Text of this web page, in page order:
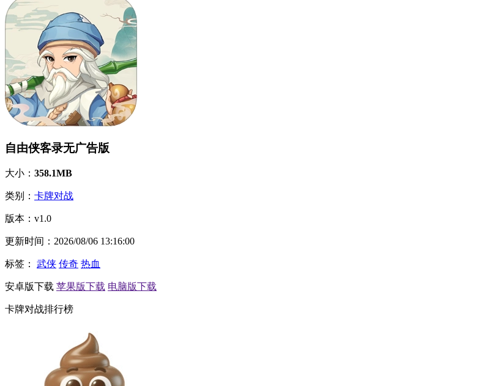
自由侠客录无广告版
大小： 358.1MB
类别： 卡牌对战
版本： v1.0
更新时间： 2026/08/06 13:16:00
标签： 武侠 传奇 热血
安卓版下载 苹果版下载 电脑版下载
卡牌对战排行榜